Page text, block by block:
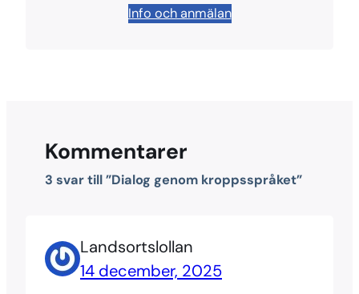
Info och anmälan
Kommentarer
3 svar till ”Dialog genom kroppsspråket”
Landsortslollan
14 december, 2025